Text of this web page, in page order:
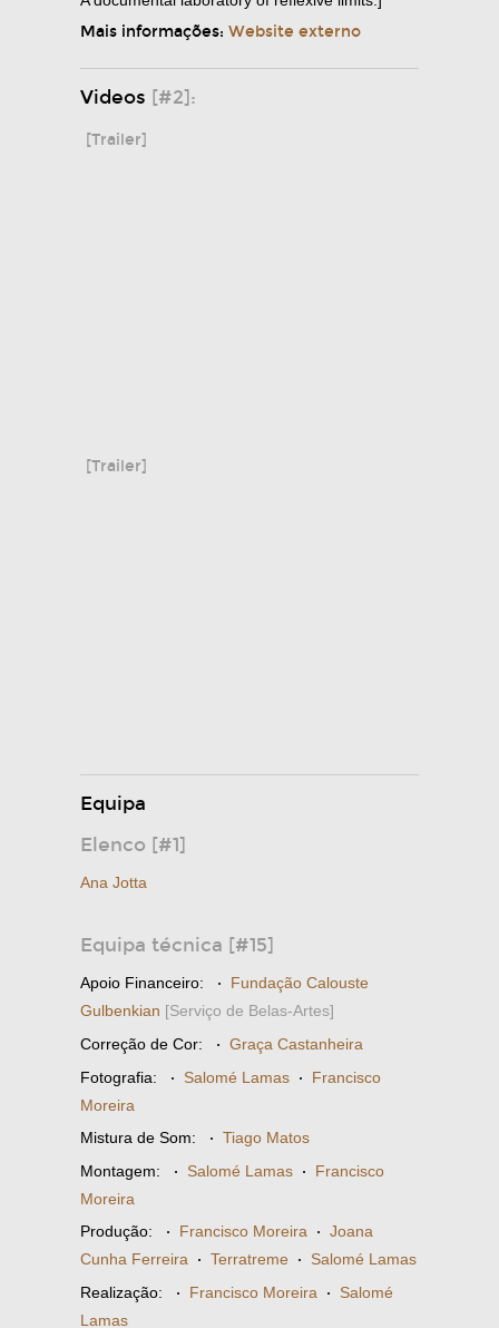
Mais informações: Website externo
Videos [#2]:
[Trailer]
[Trailer]
Equipa
Elenco [#1]
Ana Jotta
Equipa técnica [#15]
Apoio Financeiro: · Fundação Calouste
Gulbenkian [Serviço de Belas-Artes]
Correção de Cor: · Graça Castanheira
Fotografia: · Salomé Lamas · Francisco
Moreira
Mistura de Som: · Tiago Matos
Montagem: · Salomé Lamas · Francisco
Moreira
Produção: · Francisco Moreira · Joana
Cunha Ferreira · Terratreme · Salomé Lamas
Realização: · Francisco Moreira · Salomé
Lamas